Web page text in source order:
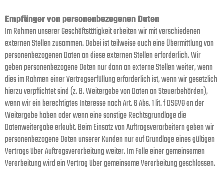
Empfänger von personenbezogenen Daten
Im Rahmen unserer Geschäftstätigkeit arbeiten wir mit verschiedenen
externen Stellen zusammen. Dabei ist teilweise auch eine Übermittlung von
personenbezogenen Daten an diese externen Stellen erforderlich. Wir
geben personenbezogene Daten nur dann an externe Stellen weiter, wenn
dies im Rahmen einer Vertragserfüllung erforderlich ist, wenn wir gesetzlich
hierzu verpflichtet sind (z. B. Weitergabe von Daten an Steuerbehörden),
wenn wir ein berechtigtes Interesse nach Art. 6 Abs. 1 lit. f DSGVO an der
Weitergabe haben oder wenn eine sonstige Rechtsgrundlage die
Datenweitergabe erlaubt. Beim Einsatz von Auftragsverarbeitern geben wir
personenbezogene Daten unserer Kunden nur auf Grundlage eines gültigen
Vertrags über Auftragsverarbeitung weiter. Im Falle einer gemeinsamen
Verarbeitung wird ein Vertrag über gemeinsame Verarbeitung geschlossen.